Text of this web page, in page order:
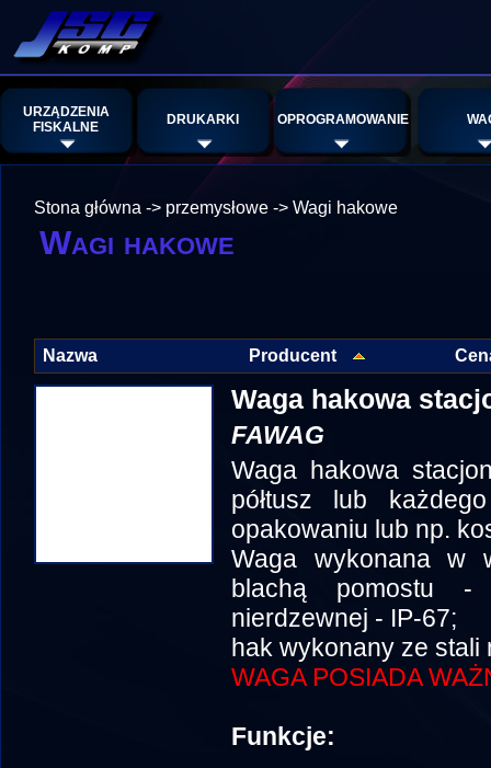
URZĄDZENIA
FISKALNE
DRUKARKI OPROGRAMOWANIE
Stona główna -> przemysłowe -> Wagi hakowe
Wagi hakowe
Nazwa Producent
Waga hakowa
FAWAG
Waga hakowa
półtusz lub
opakowaniu lub np.
Waga wykonana w
blachą pomostu -
nierdzewnej - IP-67;
hak wykonany ze
WAGA POSIADA
Funkcje: